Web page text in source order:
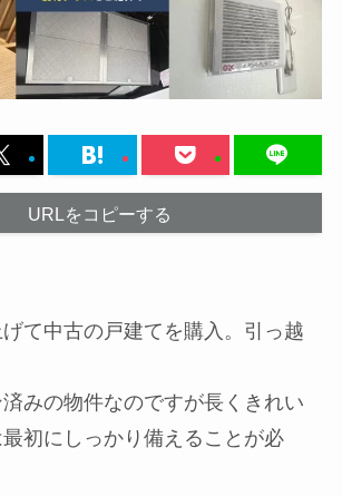
URLをコピーする
て中古の戸建てを購入。引っ越
みの物件なのですが長くきれい
初にしっかり備えることが必